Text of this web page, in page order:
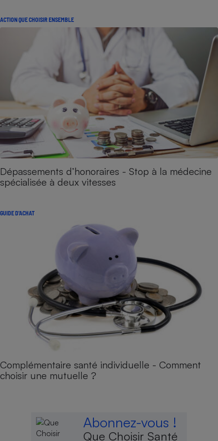
ACTION QUE CHOISIR ENSEMBLE
Dépassements d’honoraires - Stop à la médecine
spécialisée à deux vitesses
GUIDE D'ACHAT
Complémentaire santé individuelle - Comment
choisir une mutuelle ?
Abonnez-vous !
Que Choisir Santé